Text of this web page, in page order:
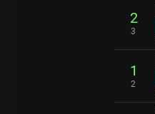
2
3
1
2